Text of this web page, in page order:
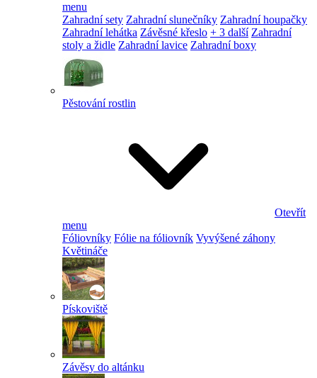
menu
Zahradní sety Zahradní slunečníky Zahradní houpačky
Zahradní lehátka Závěsné křeslo + 3 další Zahradní
stoly a židle Zahradní lavice Zahradní boxy
Pěstování rostlin
Otevřít
menu
Fóliovníky Fólie na fóliovník Vyvýšené záhony
Květináče
Pískoviště
Závěsy do altánku